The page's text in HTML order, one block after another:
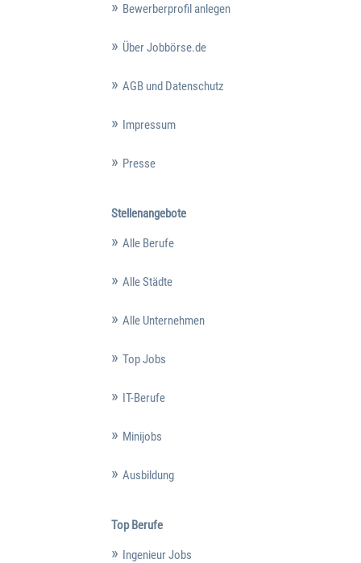
Bewerberprofil anlegen
Über Jobbörse.de
AGB und Datenschutz
Impressum
Presse
Stellenangebote
Alle Berufe
Alle Städte
Alle Unternehmen
Top Jobs
IT-Berufe
Minijobs
Ausbildung
Top Berufe
Ingenieur Jobs